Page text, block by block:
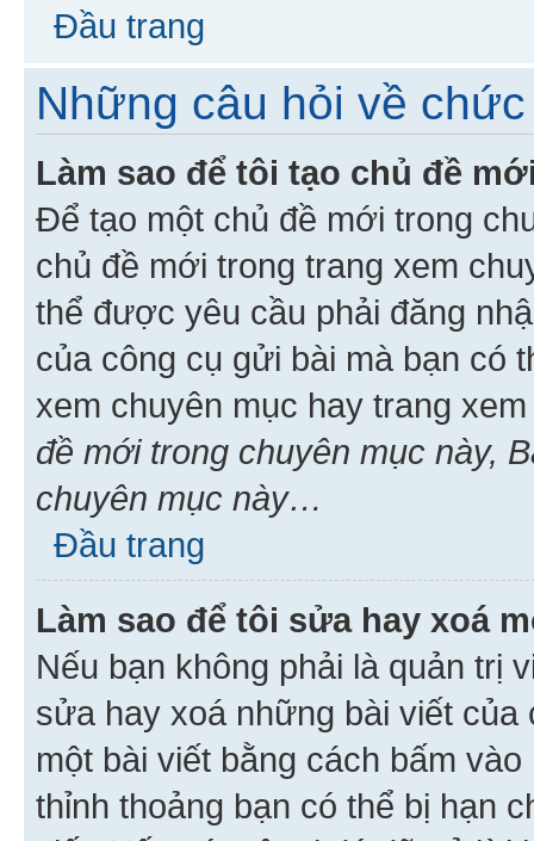
Đầu trang
Những câu hỏi về
Làm sao để tôi tạo chủ đề
Để tạo một chủ đề mới trong
chủ đề mới trong trang xem
thể được yêu cầu phải đăng
của công cụ gửi bài mà bạn có
xem chuyên mục hay trang
đề mới trong chuyên mục này,
chuyên mục này…
Đầu trang
Làm sao để tôi sửa hay xoá
Nếu bạn không phải là quản trị
sửa hay xoá những bài viết
một bài viết bằng cách bấm
thỉnh thoảng bạn có thể bị hạn